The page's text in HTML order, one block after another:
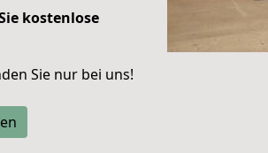
kostenlose
Sie nur bei uns!